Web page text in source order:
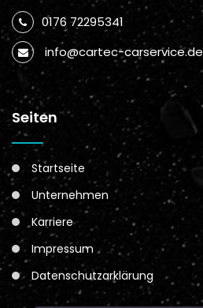
0176 72295341
info@cartec-carservice.de
Seiten
Startseite
Unternehmen
Karriere
Impressum
Datenschutzarklärung